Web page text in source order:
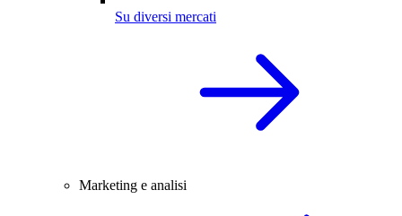
Su diversi mercati
Marketing e analisi